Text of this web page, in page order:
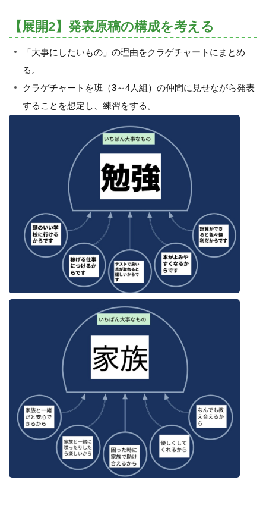
【展開2】発表原稿の構成を考える
「大事にしたいもの」の理由をクラゲチャートにまとめ
る。
クラゲチャートを班（3～4人組）の仲間に見せながら発表
することを想定し、練習をする。